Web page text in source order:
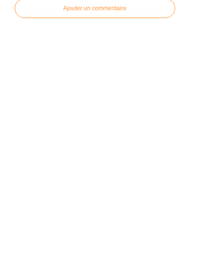
Ajouter un commentaire